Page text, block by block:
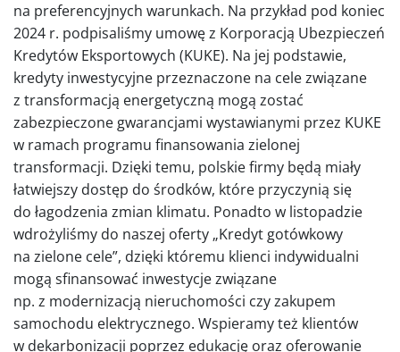
na preferencyjnych warunkach. Na przykład pod koniec
2024 r. podpisaliśmy umowę z Korporacją Ubezpieczeń
Kredytów Eksportowych (KUKE). Na jej podstawie,
kredyty inwestycyjne przeznaczone na cele związane
z transformacją energetyczną mogą zostać
zabezpieczone gwarancjami wystawianymi przez KUKE
w ramach programu finansowania zielonej
transformacji. Dzięki temu, polskie firmy będą miały
łatwiejszy dostęp do środków, które przyczynią się
do łagodzenia zmian klimatu. Ponadto w listopadzie
wdrożyliśmy do naszej oferty „Kredyt gotówkowy
na zielone cele”, dzięki któremu klienci indywidualni
mogą sfinansować inwestycje związane
np. z modernizacją nieruchomości czy zakupem
samochodu elektrycznego. Wspieramy też klientów
w dekarbonizacji poprzez edukację oraz oferowanie